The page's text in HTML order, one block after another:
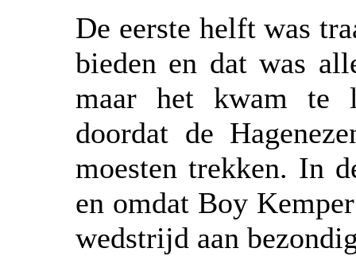
De eerste helft was
bieden en dat was
maar het kwam te
doordat de
moesten trekken. In
en omdat Boy
wedstrijd aan